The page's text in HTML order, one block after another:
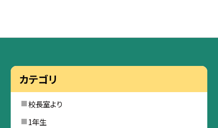
カテゴリ
校長室より
1年生